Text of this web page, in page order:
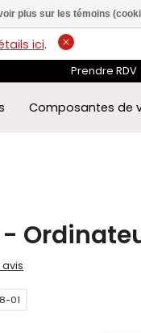
ici.
Prendre RDV
Composantes de
-
avis
01
plus sur les témoins